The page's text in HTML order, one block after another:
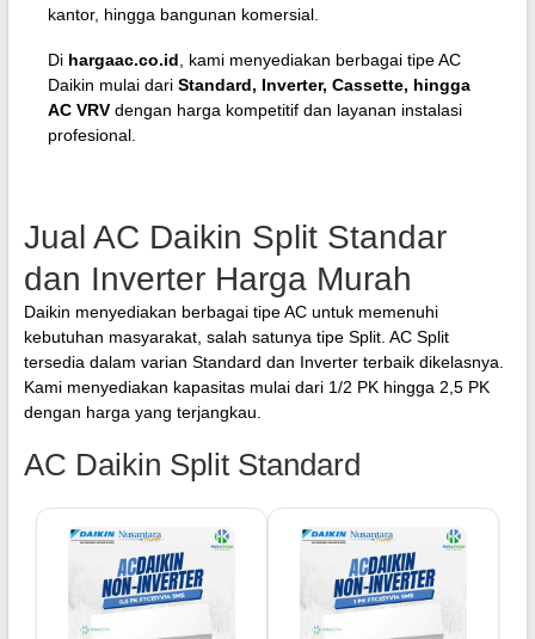
kantor, hingga bangunan komersial.
Di hargaac.co.id , kami menyediakan berbagai tipe AC
Daikin mulai dari Standard, Inverter, Cassette, hingga
AC VRVdengan harga kompetitif dan layanan instalasi
profesional.
Jual AC Daikin Split Standar
dan Inverter Harga Murah
Daikin menyediakan berbagai tipe AC untuk memenuhi
kebutuhan masyarakat, salah satunya tipe Split. AC Split
tersedia dalam varian Standard dan Inverter terbaik dikelasnya.
Kami menyediakan kapasitas mulai dari 1/2 PK hingga 2,5 PK
dengan harga yang terjangkau.
AC Daikin Split Standard